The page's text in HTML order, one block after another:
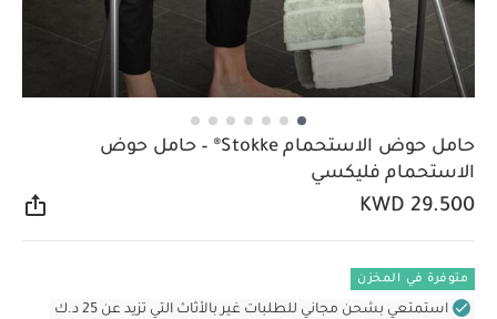
حامل حوض الاستحمام Stokke® – حامل حوض
الاستحمام فليكسي
KWD 29.500
متوفرة في المخزن
استمتعي بشحن مجاني للطلبات غير بالأثاث التي تزيد عن 25 د.ك